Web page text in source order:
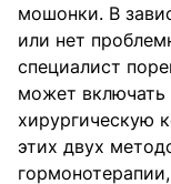
мошонки. В
или нет
специалист
может включать
хирургическую
этих двух